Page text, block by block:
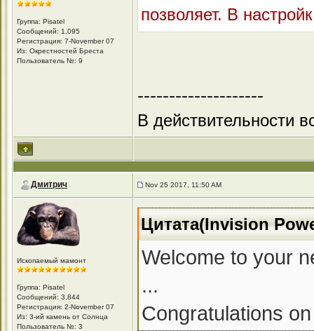
Группа: Pisatel
Сообщений: 1,095
Регистрация: 7-November 07
Из: Окрестностей Бреста
Пользователь №: 9
позволяет. В
--------------------
В действительности
Дмитрич Nov 25 2017, 11:50 AM
Ископаемый мамонт
Группа: Pisatel
Сообщений: 3,844
Регистрация: 2-November 07
Из: 3-ий камень от Солнца
Пользователь №: 3
Цитата(Invision
Welcome to your
...
Congratulations